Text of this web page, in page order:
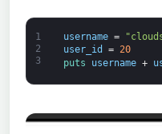
1
2
3
username =
user_id
= 20
puts
username +